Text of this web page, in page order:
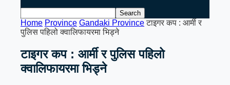
Home Province Gandaki Province टाइगर कप : आर्मी र
पुलिस पहिलो क्वालिफायरमा भिड्ने
टाइगर कप : आर्मी र पुलिस पहिलो
क्वालिफायरमा भिड्ने